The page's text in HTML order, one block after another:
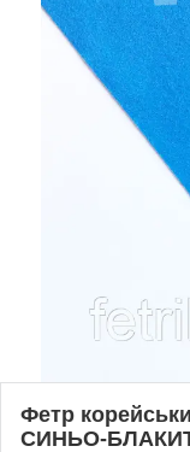
Фетр
СИНЬО-